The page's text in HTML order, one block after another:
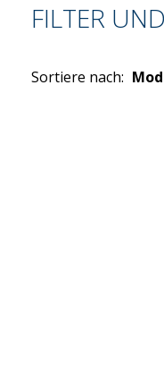
FILTER
Sortiere nach: